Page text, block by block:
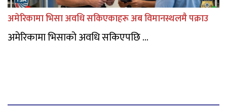
अमेरिकामा भिसा अवधि सकिएकाहरू अब विमानस्थलमै पक्राउ
अमेरिकामा भिसाको अवधि सकिएपछि ...